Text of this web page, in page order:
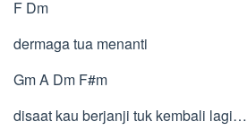
F Dm
dermaga tua menanti
Gm A Dm F#m
disaat kau berjanji tuk kembali lagi…